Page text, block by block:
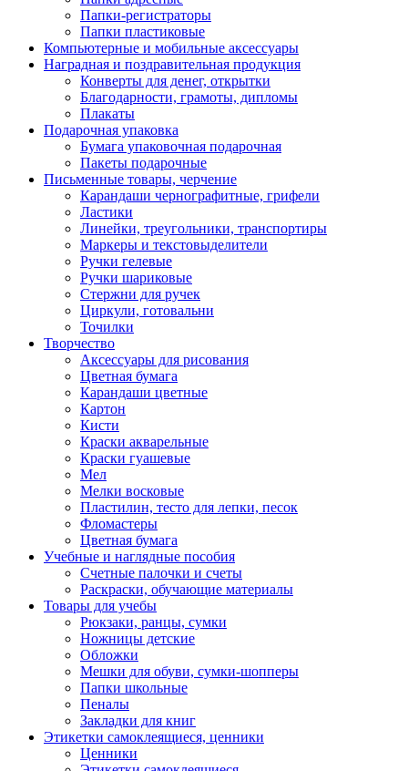
Папки-регистраторы
Папки пластиковые
Компьютерные и мобильные аксессуары
Наградная и поздравительная продукция
Конверты для денег, открытки
Благодарности, грамоты, дипломы
Плакаты
Подарочная упаковка
Бумага упаковочная подарочная
Пакеты подарочные
Письменные товары, черчение
Карандаши чернографитные, грифели
Ластики
Линейки, треугольники, транспортиры
Маркеры и текстовыделители
Ручки гелевые
Ручки шариковые
Стержни для ручек
Циркули, готовальни
Точилки
Творчество
Аксессуары для рисования
Цветная бумага
Карандаши цветные
Картон
Кисти
Краски акварельные
Краски гуашевые
Мел
Мелки восковые
Пластилин, тесто для лепки, песок
Фломастеры
Цветная бумага
Учебные и наглядные пособия
Счетные палочки и счеты
Раскраски, обучающие материалы
Товары для учебы
Рюкзаки, ранцы, сумки
Ножницы детские
Обложки
Мешки для обуви, сумки-шопперы
Папки школьные
Пеналы
Закладки для книг
Этикетки самоклеящиеся, ценники
Ценники